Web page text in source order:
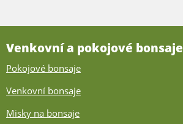
Venkovní a pokojové bonsaje
Pokojové bonsaje
Venkovní bonsaje
Misky na bonsaje